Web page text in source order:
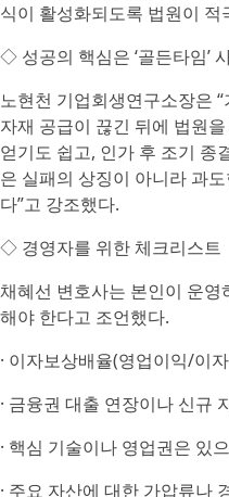
식이 활성화되도록 법원이 적
◇ 성공의 핵심은 ‘골든타임’
노현천 기업회생연구소장은
자재 공급이 끊긴 뒤에 법원
얻기도 쉽고, 인가 후 조기 종
은 실패의 상징이 아니라 과
다”고 강조했다.
◇ 경영자를 위한 체크리스트
채혜선 변호사는 본인이 운
해야 한다고 조언했다.
· 이자보상배율(영업이익/이
· 금융권 대출 연장이나 신규
· 핵심 기술이나 영업권은 있
· 주요 자산에 대한 가압류나